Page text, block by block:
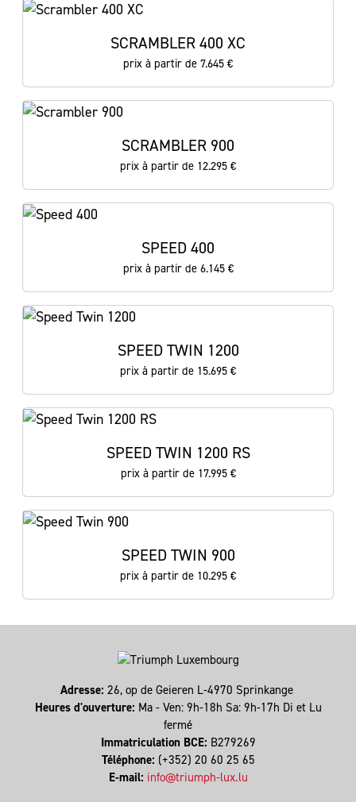
SCRAMBLER 400 XC
prix à partir de 7.645 €
SCRAMBLER 900
prix à partir de 12.295 €
SPEED 400
prix à partir de 6.145 €
SPEED TWIN 1200
prix à partir de 15.695 €
SPEED TWIN 1200 RS
prix à partir de 17.995 €
SPEED TWIN 900
prix à partir de 10.295 €
Adresse: 26, op de Geieren L-4970 Sprinkange
Heures d'ouverture: Ma - Ven: 9h-18h Sa: 9h-17h Di et Lu
fermé
Immatriculation BCE: B279269
Téléphone: (+352) 20 60 25 65
E-mail: info@triumph-lux.lu